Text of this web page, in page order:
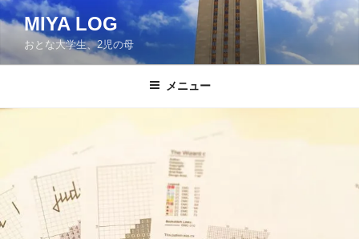
コ
ン
テ
ン
MIYA LOG
おとな大学生、2児の母
メニュー